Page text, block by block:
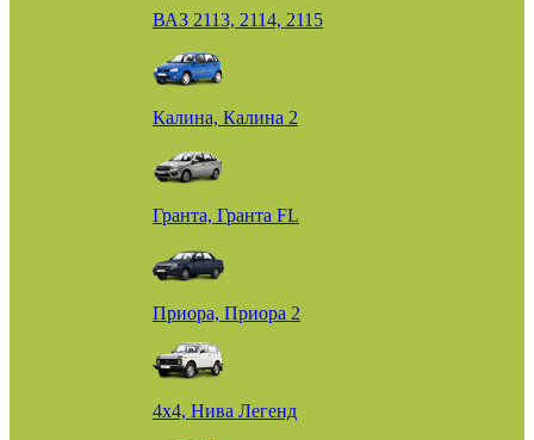
ВАЗ 2113, 2114, 2115
Калина, Калина 2
Гранта, Гранта FL
Приора, Приора 2
4х4, Нива Легенд